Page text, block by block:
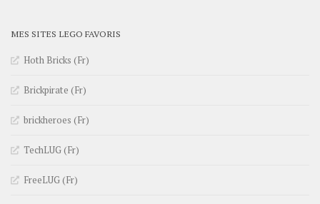
MES SITES LEGO FAVORIS
Hoth Bricks (Fr)
Brickpirate (Fr)
brickheroes (Fr)
TechLUG (Fr)
FreeLUG (Fr)